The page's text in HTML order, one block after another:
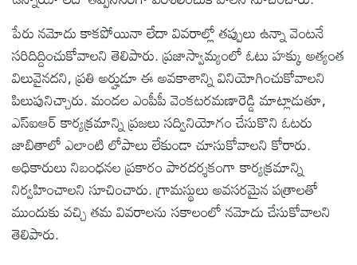
పేరు నమోదు కాకపోయినా లేదా వివరాల్లో తప్పులు ఉన్నా వెంటనే
సరిదిద్దించుకోవాలని తెలిపారు. ప్రజాస్వామ్యంలో ఓటు హక్కు అత్యంత
విలువైనదని, ప్రతి అర్హుడూ ఈ అవకాశాన్ని వినియోగించుకోవాలని
పిలుపునిచ్చారు. మండల ఎంపీపీ వెంకటరమణారెడ్డి మాట్లాడుతూ,
ఎస్‌ఐఆర్ కార్యక్రమాన్ని ప్రజలు సద్వినియోగం చేసుకొని ఓటరు
జాబితాలో ఎలాంటి లోపాలు లేకుండా చూసుకోవాలని కోరారు.
అధికారులు నిబంధనల ప్రకారం పారదర్శకంగా కార్యక్రమాన్ని
నిర్వహించాలని సూచించారు. గ్రామస్థులు అవసరమైన పత్రాలతో
ముందుకు వచ్చి తమ వివరాలను సకాలంలో నమోదు చేసుకోవాలని
తెలిపారు.